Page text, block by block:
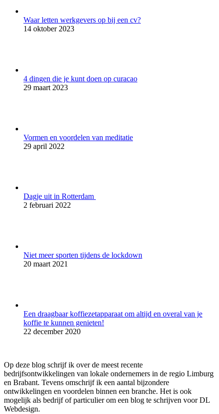
Waar letten werkgevers op bij een cv?
14 oktober 2023
4 dingen die je kunt doen op curacao
29 maart 2023
Vormen en voordelen van meditatie
29 april 2022
Dagje uit in Rotterdam
2 februari 2022
Niet meer sporten tijdens de lockdown
20 maart 2021
Een draagbaar koffiezetapparaat om altijd en overal van je
koffie te kunnen genieten!
22 december 2020
Op deze blog schrijf ik over de meest recente
bedrijfsontwikkelingen van lokale ondernemers in de regio Limburg
en Brabant. Tevens omschrijf ik een aantal bijzondere
ontwikkelingen en voordelen binnen een branche. Het is ook
mogelijk als bedrijf of particulier om een blog te schrijven voor DL
Webdesign.